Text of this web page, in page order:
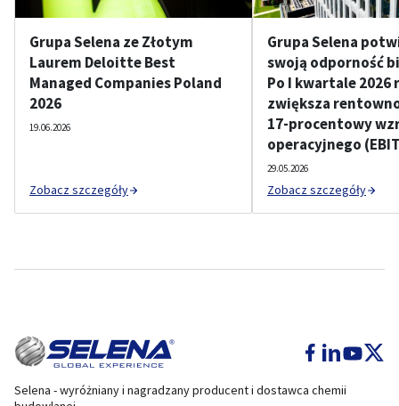
Grupa Selena ze Złotym
Laurem Deloitte Best
Managed Companies Poland
2026
19.06.2026
Zobacz szczegóły
Grupa Selena
swoją odporność
Po I kwartale
zwiększa
17-procentowy
operacyjnego
29.05.2026
Zobacz szczegóły
Selena - wyróżniany i nagradzany producent i dostawca chemii